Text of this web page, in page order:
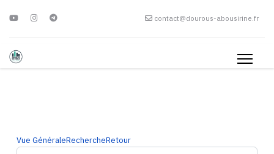
contact@dourous-abousirine.fr
Vue GénéraleRechercheRetour